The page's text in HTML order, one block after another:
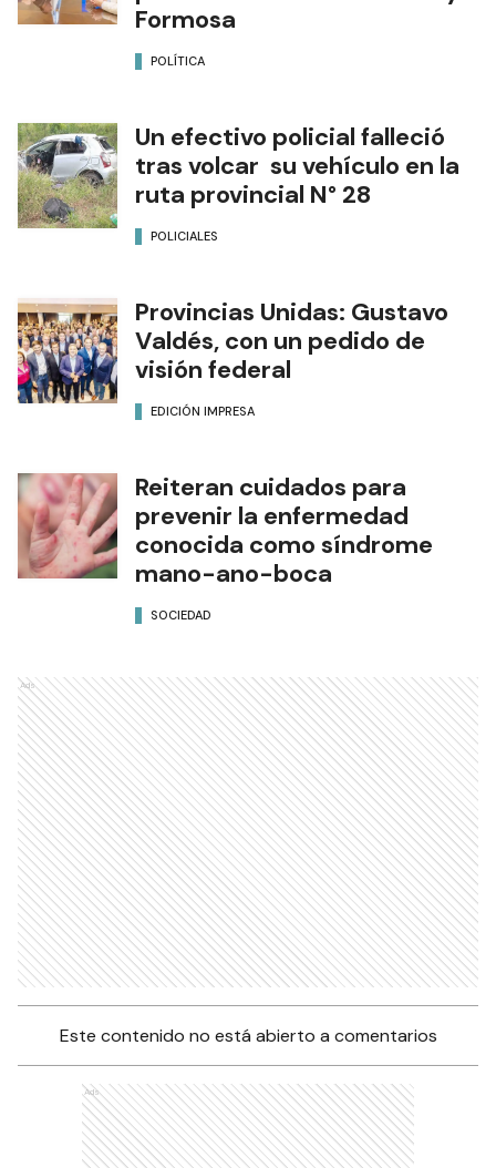
Formosa
POLÍTICA
Un efectivo policial falleció
tras volcar su vehículo en la
ruta provincial N° 28
POLICIALES
Provincias Unidas: Gustavo
Valdés, con un pedido de
visión federal
EDICIÓN IMPRESA
Reiteran cuidados para
prevenir la enfermedad
conocida como síndrome
mano-ano-boca
SOCIEDAD
Ads
Este contenido no está abierto a comentarios
Ads